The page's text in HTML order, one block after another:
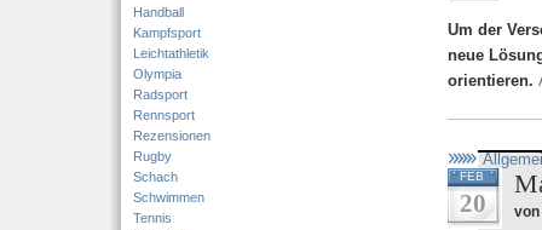
Handball
Kampfsport
Leichtathletik
Olympia
Radsport
Rennsport
Rezensionen
Rugby
Schach
Schwimmen
Tennis
Um der
neue
orientieren.
FEB
20